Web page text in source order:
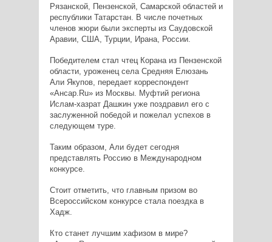
Рязанской, Пензенской, Самарской областей и
республики Татарстан. В числе почетных
членов жюри были эксперты из Саудовской
Аравии, США, Турции, Ирана, России.
Победителем стал чтец Корана из Пензенской
области, уроженец села Средняя Елюзань
Али Якупов, передает корреспондент
«Ансар.Ru» из Москвы. Муфтий региона
Ислам-хазрат Дашкин уже поздравил его с
заслуженной победой и пожелал успехов в
следующем туре.
Таким образом, Али будет сегодня
представлять Россию в Международном
конкурсе.
Стоит отметить, что главным призом во
Всероссийском конкурсе стала поездка в
Хадж.
Кто станет лучшим хафизом в мире?